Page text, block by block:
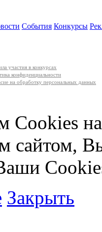
События Конкурсы
участия в конкурсах
конфиденциальности
на обработку персональных данных
Cookies
сайтом,
Закрыть